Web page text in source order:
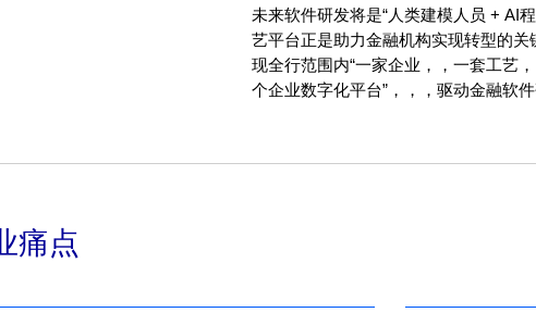
未来软件研发将是“人类建模人员 + AI程序员
艺平台正是助力金融机构实现转型的关键基
现全行范围内“一家企业，，一套工艺，
个企业数字化平台”，，，驱动金融软件研
痛点